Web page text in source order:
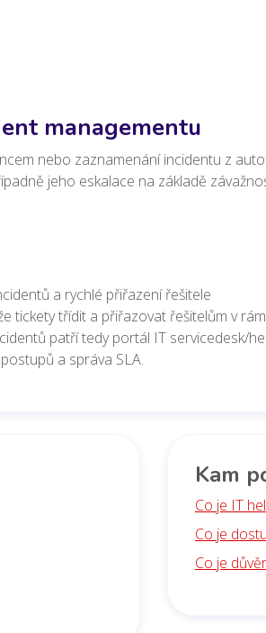
managementu
nebo zaznamenání incidentu z
jeho eskalace na základě
a rychlé přiřazení řešitele
tickety třídit a přiřazovat řešitelům v
patří tedy portál IT servicedesk/
a správa SLA.
Kam
Co je IT
Co je
Co je